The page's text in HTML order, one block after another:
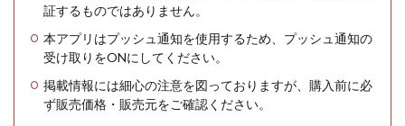
証するものではありません。
本アプリはプッシュ通知を使用するため、プッシュ通知の
受け取りをONにしてください。
掲載情報には細心の注意を図っておりますが、購入前に必
ず販売価格・販売元をご確認ください。